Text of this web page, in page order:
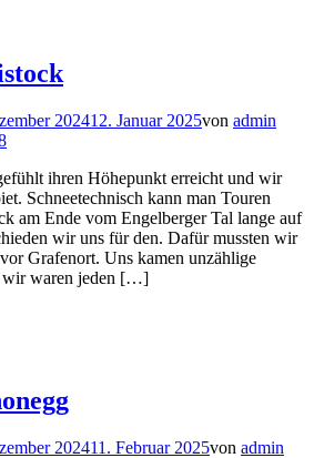
202412. Januar 2025von admin
ihren Höhepunkt erreicht und wir
Schneetechnisch kann man Touren
am Ende vom Engelberger Tal lange auf
wir uns für den. Dafür mussten wir
Grafenort. Uns kamen unzählige
wir waren jeden […]
202411. Februar 2025von admin